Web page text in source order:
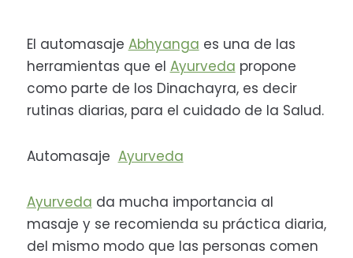
El automasaje Abhyanga es una de las
herramientas que el Ayurveda propone
como parte de los Dinachayra, es decir
rutinas diarias, para el cuidado de la Salud.
Automasaje Ayurveda
Ayurveda da mucha importancia al
masaje y se recomienda su práctica diaria,
del mismo modo que las personas comen